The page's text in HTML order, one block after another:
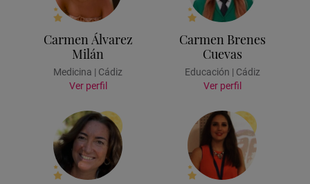
Carmen Álvarez
Milán
Medicina | Cádiz
Ver perfil
Carmen Brenes
Cuevas
Educación | Cádiz
Ver perfil